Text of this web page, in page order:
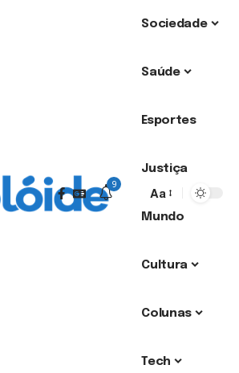
Sociedade
Saúde
Esportes
Justiça
Mundo
Cultura
Colunas
Tech
9
Aa